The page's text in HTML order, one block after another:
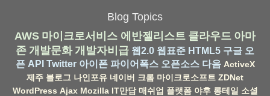
Blog Topics
AWS 마이크로서비스 에반젤리스트 클라우드 아마
존 개발문화 개발자비급 웹2.0 웹표준 HTML5 구글 오
픈 API Twitter 아이폰 파이어폭스 오픈소스 다음 ActiveX
제주 블로그 나인포유 네이버 크롬 마이크로소프트 ZDNet
WordPress Ajax Mozilla IT만담 매쉬업 플랫폼 야후 롱테일 소셜